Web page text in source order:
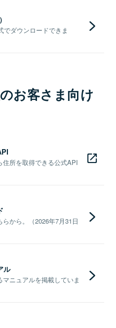
でダウンロードできま
お客さま向け
所を取得できる公式API
から。（2026年7月31日
ル
ニュアルを掲載していま